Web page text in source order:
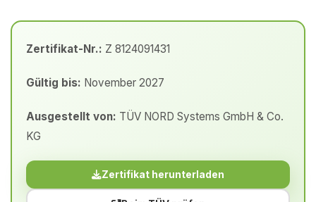
Zertifikat-Nr.: Z 8124091431
Gültig bis: November 2027
Ausgestellt von: TÜV NORD Systems GmbH & Co.
KG
Zertifikat herunterladen